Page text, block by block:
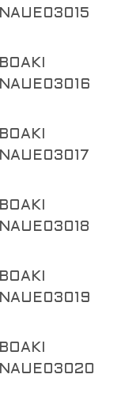
NAUE03015
BOAKI
NAUE03016
BOAKI
NAUE03017
BOAKI
NAUE03018
BOAKI
NAUE03019
BOAKI
NAUE03020